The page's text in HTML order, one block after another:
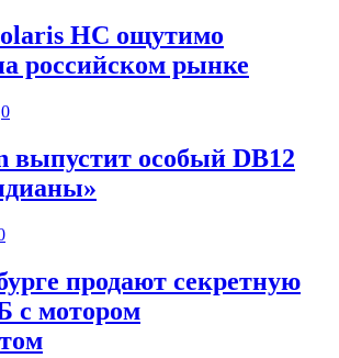
HC ощутимо
российском рынке
0
выпустит особый DB12
продают секретную
с мотором